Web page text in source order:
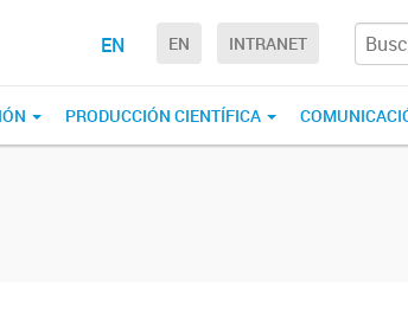
EN EN INTRANET
PRODUCCIÓN CIENTÍFICA